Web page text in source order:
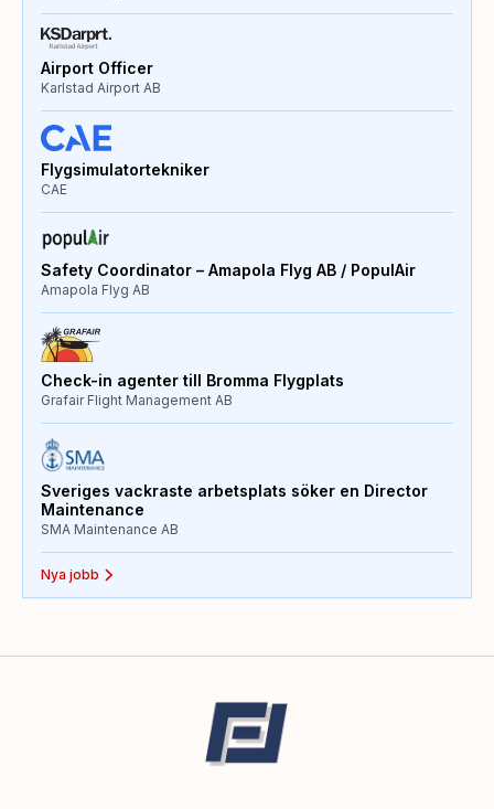
Airport Officer
Karlstad Airport AB
Flygsimulatortekniker
CAE
Safety Coordinator – Amapola Flyg AB / PopulAir
Amapola Flyg AB
Check-in agenter till Bromma Flygplats
Grafair Flight Management AB
Sveriges vackraste arbetsplats söker en Director
Maintenance
SMA Maintenance AB
Nya jobb